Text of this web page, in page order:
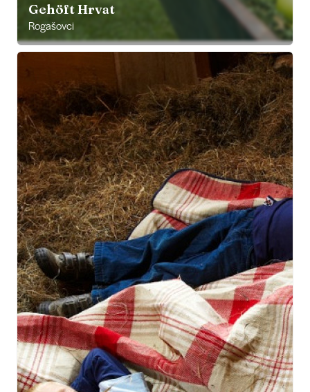
Gehöft Hrvat
Rogašovci